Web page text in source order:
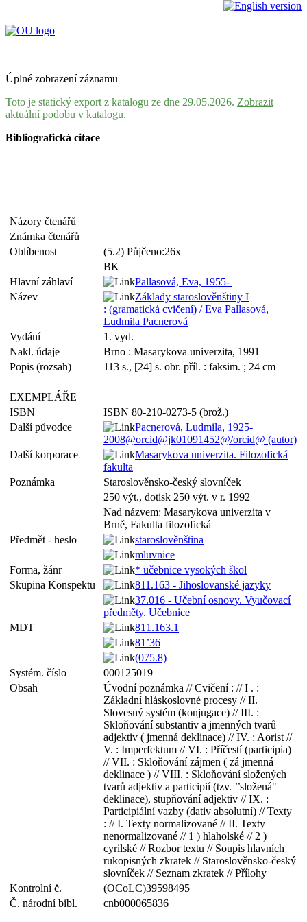
Úplné zobrazení záznamu
Toto je statický export z katalogu ze dne 29.05.2026. Zobrazit
aktuální podobu v katalogu.
Bibliografická citace
Názory čtenářů
Známka čtenářů
Oblíbenost
(5.2) Půjčeno:26x
BK
Hlavní záhlaví
Pallasová, Eva, 1955-
Název
Základy staroslověnštiny I
: (gramatická cvičení) / Eva Pallasová,
Ludmila Pacnerová
Vydání
1. vyd.
Nakl. údaje
Brno : Masarykova univerzita, 1991
Popis (rozsah)
113 s., [24] s. obr. příl. : faksim. ; 24 cm
EXEMPLÁŘE
ISBN
ISBN 80-210-0273-5 (brož.)
Další původce
Pacnerová, Ludmila, 1925-
2008@orcid@jk01091452@/orcid@ (autor)
Další korporace
Masarykova univerzita. Filozofická
fakulta
Poznámka
Staroslověnsko-český slovníček
250 výt., dotisk 250 výt. v r. 1992
Nad názvem: Masarykova univerzita v
Brně, Fakulta filozofická
Předmět - heslo
staroslověnština
mluvnice
Forma, žánr
* učebnice vysokých škol
Skupina Konspektu
811.163 - Jihoslovanské jazyky
37.016 - Učební osnovy. Vyučovací
předměty. Učebnice
MDT
811.163.1
81’36
(075.8)
Systém. číslo
000125019
Obsah
Úvodní poznámka // Cvičení : // I . :
Základní hláskoslovné procesy // II.
Slovesný systém (konjugace) // III. :
Skloňování substantiv a jmenných tvarů
adjektiv ( jmenná deklinace) // IV. : Aorist //
V. : Imperfektum // VI. : Příčestí (participia)
// VII. : Skloňování zájmen ( zá jmenná
deklinace ) // VIII. : Skloňování složených
tvarů adjektiv a participií (tzv. ’’složená"
deklinace), stupňování adjektiv // IX. :
Participiální vazby (dativ absolutní) // Texty
: // I. Texty normalizované // II. Texty
nenormalizované // 1 ) hlaholské // 2 )
cyrilské // Rozbor textu // Soupis hlavních
rukopisných zkratek // Staroslověnsko-český
slovníček // Seznam zkratek // Přílohy
Kontrolní č.
(OCoLC)39598495
Č. národní bibl.
cnb000065836